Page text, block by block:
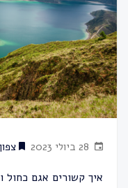
איך קשורים אגם כחול